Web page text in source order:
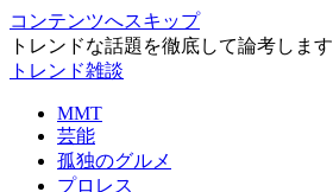
コンテンツへスキップ
トレンドな話題を徹底して論考します
トレンド雑談
MMT
芸能
孤独のグルメ
プロレス